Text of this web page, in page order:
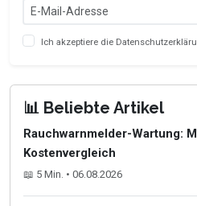
Ich akzeptiere die
📊 Beliebte Artikel
Rauchwarnmelder-Wartung:
Kostenvergleich
📖 5 Min. • 06.08.2026